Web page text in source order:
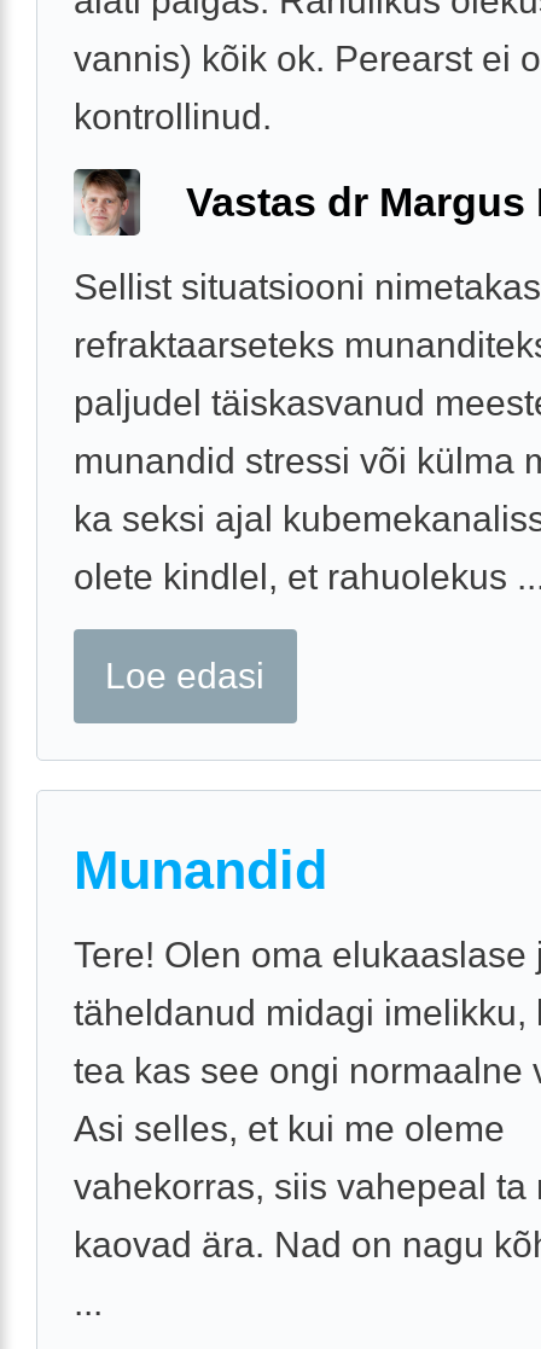
vannis) kõik ok. Perearst ei
kontrollinud.
Vastas dr Margus
Sellist situatsiooni
refraktaarseteks
paljudel täiskasvanud
munandid stressi või külma
ka seksi ajal
olete kindlel, et rahuolekus
Loe edasi
Munandid
Tere! Olen oma elukaaslase
täheldanud midagi imelikku,
tea kas see ongi normaalne
Asi selles, et kui me oleme
vahekorras, siis vahepeal ta
kaovad ära. Nad on nagu
...